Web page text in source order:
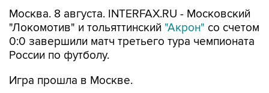
Москва. 8 августа. INTERFAX.RU - Московский
"Локомотив" и тольяттинский "Акрон" со счетом
0:0 завершили матч третьего тура чемпионата
России по футболу.
Игра прошла в Москве.